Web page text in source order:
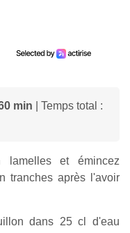
min | Temps total :
et émincez
tranches après l'avoir
dans 25 cl d'eau